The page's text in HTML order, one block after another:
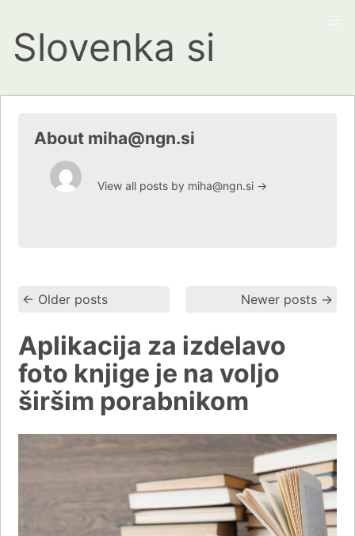
Slovenka si
About miha@ngn.si
View all posts by miha@ngn.si →
← Older posts Newer posts →
Aplikacija za izdelavo
foto knjige je na voljo
širšim porabnikom